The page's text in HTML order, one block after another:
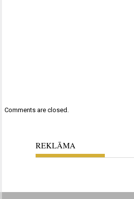
Comments are closed.
REKLĀMA